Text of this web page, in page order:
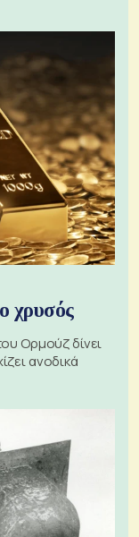
χρυσός
Ορμούζ δίνει
ανοδικά